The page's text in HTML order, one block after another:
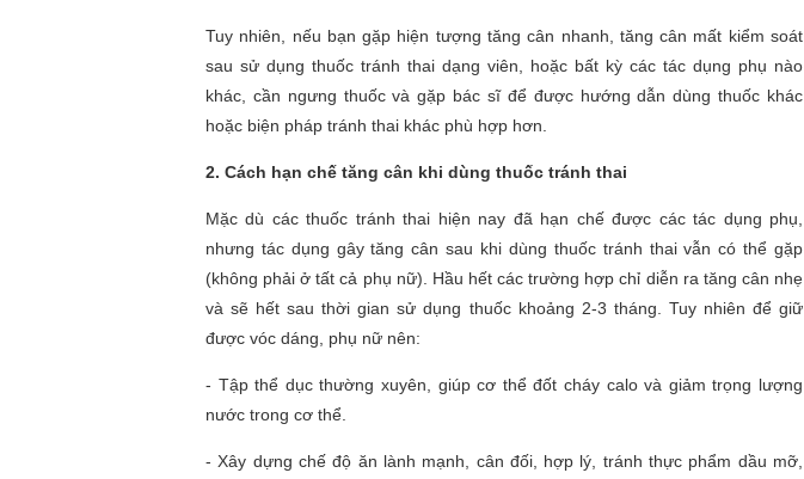
Tuy nhiên, nếu bạn gặp hiện tượng tăng cân nhanh, tăng cân mất kiểm soát
sau sử dụng thuốc tránh thai dạng viên, hoặc bất kỳ các tác dụng phụ nào
khác, cần ngưng thuốc và gặp bác sĩ để được hướng dẫn dùng thuốc khác
hoặc biện pháp tránh thai khác phù hợp hơn.
2. Cách hạn chế tăng cân khi dùng thuốc tránh thai
Mặc dù các thuốc tránh thai hiện nay đã hạn chế được các tác dụng phụ,
nhưng tác dụng gây tăng cân sau khi dùng thuốc tránh thai vẫn có thể gặp
(không phải ở tất cả phụ nữ). Hầu hết các trường hợp chỉ diễn ra tăng cân nhẹ
và sẽ hết sau thời gian sử dụng thuốc khoảng 2-3 tháng. Tuy nhiên để giữ
được vóc dáng, phụ nữ nên:
- Tập thể dục thường xuyên, giúp cơ thể đốt cháy calo và giảm trọng lượng
nước trong cơ thể.
- Xây dựng chế độ ăn lành mạnh, cân đối, hợp lý, tránh thực phẩm dầu mỡ,